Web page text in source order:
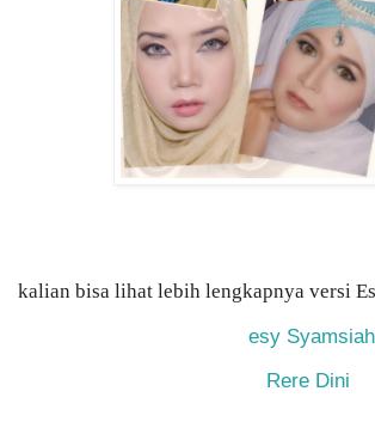
kalian bisa lihat lebih lengkapnya versi
esy Syamsiah
Rere Dini